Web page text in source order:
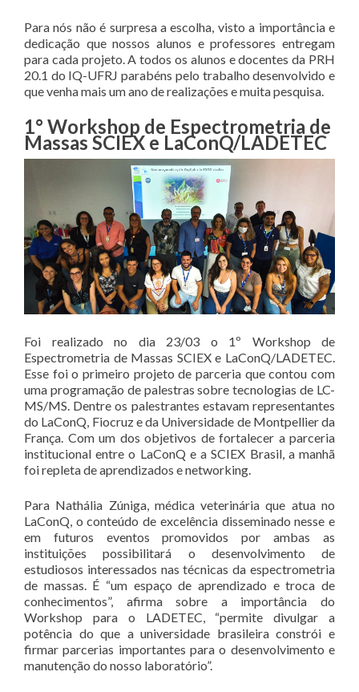
Para nós não é surpresa a escolha, visto a importância e
dedicação que nossos alunos e professores entregam
para cada projeto. A todos os alunos e docentes da PRH
20.1 do IQ-UFRJ parabéns pelo trabalho desenvolvido e
que venha mais um ano de realizações e muita pesquisa.
1° Workshop de Espectrometria de
Massas SCIEX e LaConQ/LADETEC
Foi realizado no dia 23/03 o 1º Workshop de
Espectrometria de Massas SCIEX e LaConQ/LADETEC.
Esse foi o primeiro projeto de parceria que contou com
uma programação de palestras sobre tecnologias de LC-
MS/MS. Dentre os palestrantes estavam representantes
do LaConQ, Fiocruz e da Universidade de Montpellier da
França. Com um dos objetivos de fortalecer a parceria
institucional entre o LaConQ e a SCIEX Brasil, a manhã
foi repleta de aprendizados e networking.
Para Nathália Zúniga, médica veterinária que atua no
LaConQ, o conteúdo de excelência disseminado nesse e
em futuros eventos promovidos por ambas as
instituições possibilitará o desenvolvimento de
estudiosos interessados nas técnicas da espectrometria
de massas. É “um espaço de aprendizado e troca de
conhecimentos”, afirma sobre a importância do
Workshop para o LADETEC, “permite divulgar a
potência do que a universidade brasileira constrói e
firmar parcerias importantes para o desenvolvimento e
manutenção do nosso laboratório”.